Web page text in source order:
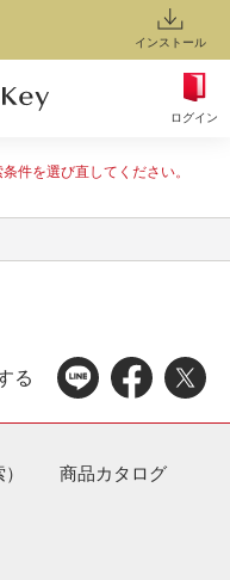
インストール
ログイン
件を選び直してください。
る
商品カタログ